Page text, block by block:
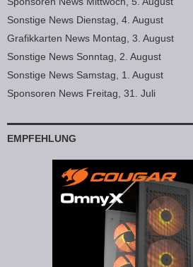
Sonstige News Dienstag, 4. August
Grafikkarten News Montag, 3. August
Sonstige News Sonntag, 2. August
Sonstige News Samstag, 1. August
Sponsoren News Freitag, 31. Juli
EMPFEHLUNG